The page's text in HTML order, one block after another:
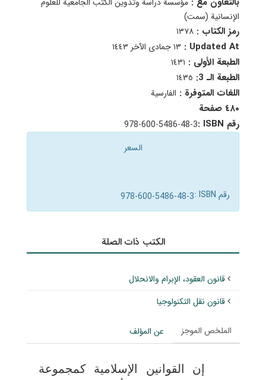
الإنسانية (سمت)
رمز الكتاب : ١٣۷٨
Updated At : ١٣ جمادى الآخر ١٤٤٣
الطبعة الأولى : ١٤٣١
الطبعة الـ 3: ١٤٣٥
اللغات المتوفرة : الفارسية
٤٨٠ صفحة
رقم ISBN :
978-600-5486-48-3
السعر
رقم ISBN : 978-600-5486-48-3
الکتب ذات الصلة
قانون العقود، الإبرام والانحلال
قانون نقل التكنولوجيا
الملخص الموجز عن المؤلف
إن القوانین الإسلامیة كمجموعة